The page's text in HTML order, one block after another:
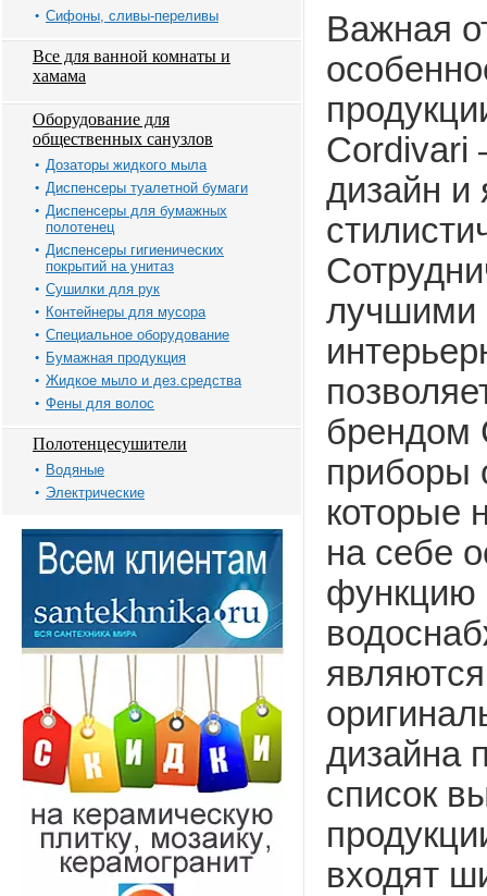
Сифоны, сливы-переливы
Все для ванной комнаты и
хамама
Оборудование для
общественных санузлов
Дозаторы жидкого мыла
Диспенсеры туалетной бумаги
Диспенсеры для бумажных
полотенец
Диспенсеры гигиенических
покрытий на унитаз
Сушилки для рук
Контейнеры для мусора
Специальное оборудование
Бумажная продукция
Жидкое мыло и дез.средства
Фены для волос
Полотенцесушители
Водяные
Электрические
Важная
Cordivari
дизайн и
лучшими
брендом
приборы
которые
на себе
функцию
дизайна
список
входят